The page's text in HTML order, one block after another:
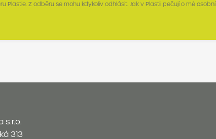
Plastie. Z odběru se mohu kdykoliv odhlásit. Jak v Plastii pečují o mé osobní
s.r.o.
313